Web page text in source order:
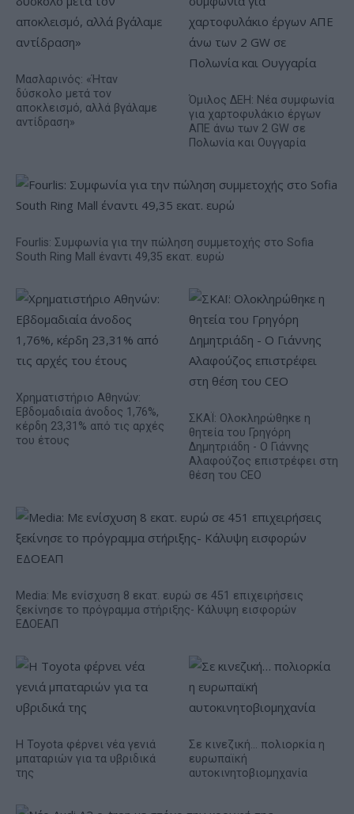
Μασλαρινός: «Ήταν
δύσκολο μετά τον
αποκλεισμό, αλλά βγάλαμε
αντίδραση»
Όμιλος ΔΕΗ: Νέα συμφωνία
για χαρτοφυλάκιο έργων
ΑΠΕ άνω των 2 GW σε
Πολωνία και Ουγγαρία
Fourlis: Συμφωνία για την πώληση συμμετοχής στο Sofia
South Ring Mall έναντι 49,35 εκατ. ευρώ
Χρηματιστήριο Αθηνών:
Εβδομαδιαία άνοδος 1,76%,
κέρδη 23,31% από τις αρχές
του έτους
ΣΚΑΪ: Ολοκληρώθηκε η
θητεία του Γρηγόρη
Δημητριάδη - Ο Γιάννης
Αλαφούζος επιστρέφει στη
θέση του CEO
Media: Με ενίσχυση 8 εκατ. ευρώ σε 451 επιχειρήσεις
ξεκίνησε το πρόγραμμα στήριξης- Κάλυψη εισφορών
ΕΔΟΕΑΠ
Η Toyota φέρνει νέα γενιά
μπαταριών για τα υβριδικά
της
Σε κινεζική… πολιορκία η
ευρωπαϊκή
αυτοκινητοβιομηχανία